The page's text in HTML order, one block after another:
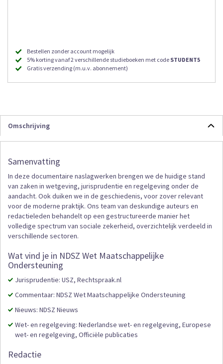
Bestellen zonder account mogelijk
5% korting vanaf 2 verschillende studieboeken met code STUDENT5
Gratis verzending (m.u.v. abonnement)
Omschrijving
Samenvatting
In deze documentaire naslagwerken brengen we de huidige stand
van zaken in wetgeving, jurisprudentie en regelgeving onder de
aandacht. Ook duiken we in de geschiedenis, voor zover relevant
voor de moderne praktijk. Ons team van deskundige auteurs en
redactieleden behandelt op een gestructureerde manier het
volledige spectrum van sociale zekerheid, overzichtelijk verdeeld in
verschillende sectoren.
Wat vind je in NDSZ Wet Maatschappelijke
Ondersteuning
Jurisprudentie: USZ, Rechtspraak.nl
Commentaar: NDSZ Wet Maatschappelijke Ondersteuning
Nieuws: NDSZ Nieuws
Wet- en regelgeving: Nederlandse wet- en regelgeving, Europese
wet- en regelgeving, Officiële publicaties
Redactie